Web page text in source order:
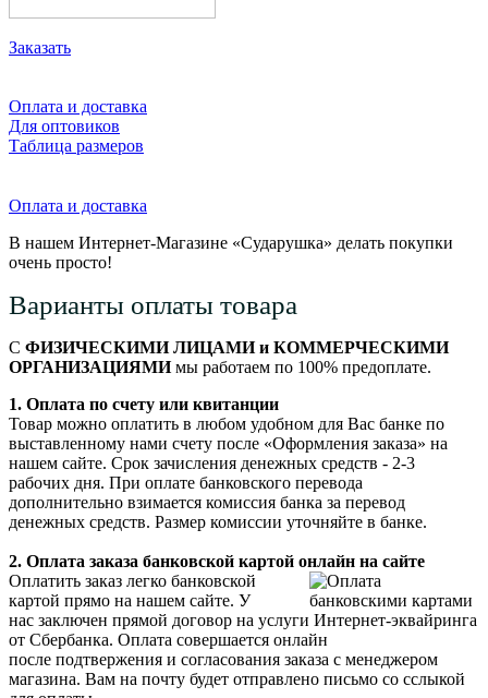
Заказать
Оплата и доставка
Для оптовиков
Таблица размеров
Оплата и доставка
В нашем Интернет-Магазине «Сударушка» делать покупки
очень просто!
Варианты оплаты товара
С ФИЗИЧЕСКИМИ ЛИЦАМИ и КОММЕРЧЕСКИМИ
ОРГАНИЗАЦИЯМИмы работаем по 100% предоплате.
1. Оплата по счету или квитанции
Товар можно оплатить в любом удобном для Вас банке по
выставленному нами счету после «Оформления заказа» на
нашем сайте. Срок зачисления денежных средств - 2-3
рабочих дня. При оплате банковского перевода
дополнительно взимается комиссия банка за перевод
денежных средств. Размер комиссии уточняйте в банке.
2. Оплата заказа банковской картой онлайн на сайте
Оплатить заказ легко банковской
картой прямо на нашем сайте. У
нас заключен прямой договор на услуги Интернет-эквайринга
от Сбербанка. Оплата совершается онлайн
после подтвержения и согласования заказа с менеджером
магазина. Вам на почту будет отправлено письмо со сслыкой